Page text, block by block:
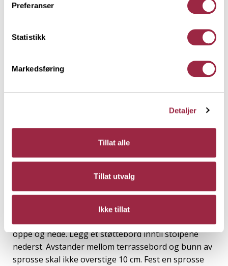
Preferanser
Statistikk
Markedsføring
Detaljer
Tillat alle
Tillat utvalg
Ikke tillat
Kapp sprossene i den lengden som ønskes, høyden
på sprossene bør tilpasses slik at det er lik lufting
oppe og nede. Legg et støttebord inntil stolpene
nederst. Avstander mellom terrassebord og bunn av
sprosse skal ikke overstige 10 cm. Fest en sprosse